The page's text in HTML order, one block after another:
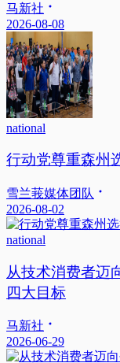
马新社
2026-08-08
national
行动党尊重森州
雪兰莪媒体团队
2026-08-02
national
从技术消费者迈
四大目标
马新社
2026-06-29